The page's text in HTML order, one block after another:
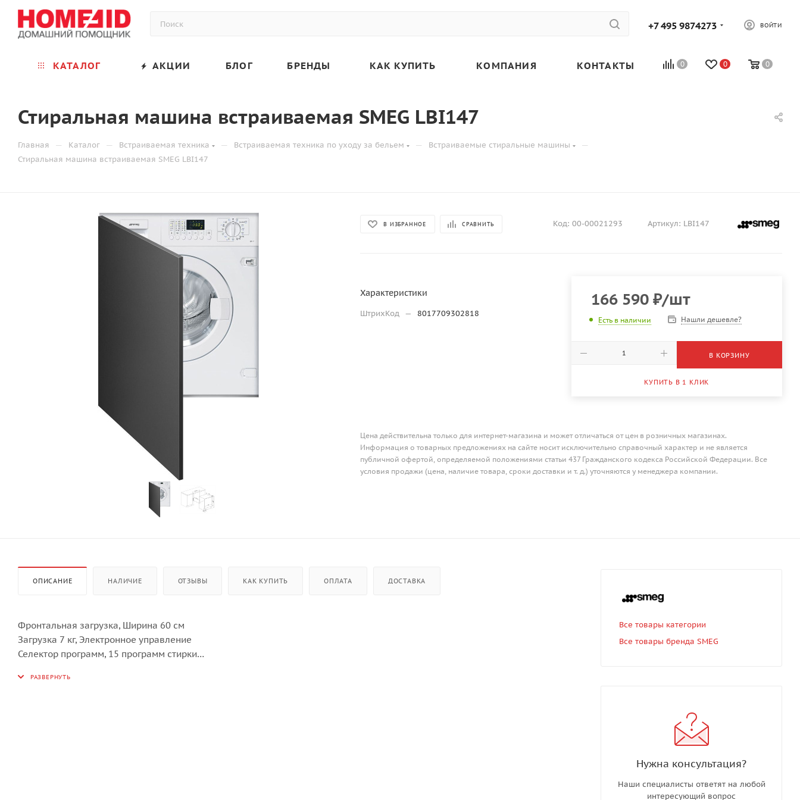
+7 495 9874273 ВОЙТИ
0 0 0
КАТАЛОГ АКЦИИ БЛОГ БРЕНДЫ КАК КУПИТЬ КОМПАНИЯ КОНТАКТЫ
Стиральная машина встраиваемая SMEG LBI147
Главная — Каталог — Встраиваемая техника — Встраиваемая техника по уходу за бельем — Встраиваемые стиральные машины —
Стиральная машина встраиваемая SMEG LBI147
В ИЗБРАННОЕ СРАВНИТЬ Код: 00-00021293 Артикул: LBI147
Характеристики
ШтрихКод — 8017709302818
166 590₽/шт
Есть в наличии Нашли дешевле?
В КОРЗИНУ
КУПИТЬ В 1 КЛИК
Цена действительна только для интернет-магазина и может отличаться от цен в розничных магазинах.
Информация о товарных предложениях на сайте носит исключительно справочный характер и не является
публичной офертой, определяемой положениями статьи 437 Гражданского кодекса Российской Федерации. Все
условия продажи (цена, наличие товара, сроки доставки и т. д.) уточняются у менеджера компании.
ОПИСАНИЕ НАЛИЧИЕ ОТЗЫВЫ КАК КУПИТЬ ОПЛАТА ДОСТАВКА
Фронтальная загрузка, Ширина 60 см
Загрузка 7 кг, Электронное управление
Селектор программ, 15 программ стирки
Опция FlexiTime - регулирование длительности программы стирки
Все товары категории
Все товары бренда SMEG
Нужна консультация?
Наши специалисты ответят на любой
интересующий вопрос